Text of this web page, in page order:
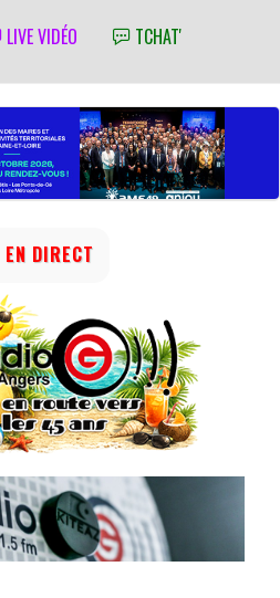
LIVE VIDÉO TCHAT'
EN DIRECT